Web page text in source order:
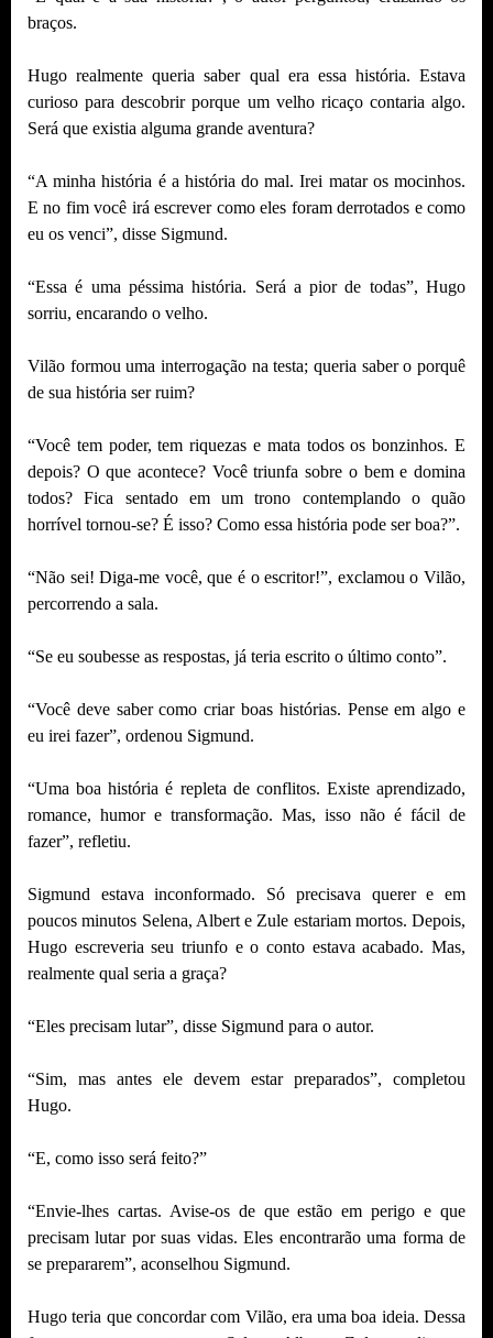
braços.
Hugo realmente queria saber qual era essa história. Estava
curioso para descobrir porque um velho ricaço contaria algo.
Será que existia alguma grande aventura?
“A minha história é a história do mal. Irei matar os mocinhos.
E no fim você irá escrever como eles foram derrotados e como
eu os venci”, disse Sigmund.
“Essa é uma péssima história. Será a pior de todas”, Hugo
sorriu, encarando o velho.
Vilão formou uma interrogação na testa; queria saber o porquê
de sua história ser ruim?
“Você tem poder, tem riquezas e mata todos os bonzinhos. E
depois? O que acontece? Você triunfa sobre o bem e domina
todos? Fica sentado em um trono contemplando o quão
horrível tornou-se? É isso? Como essa história pode ser boa?”.
“Não sei! Diga-me você, que é o escritor!”, exclamou o Vilão,
percorrendo a sala.
“Se eu soubesse as respostas, já teria escrito o último conto”.
“Você deve saber como criar boas histórias. Pense em algo e
eu irei fazer”, ordenou Sigmund.
“Uma boa história é repleta de conflitos. Existe aprendizado,
romance, humor e transformação. Mas, isso não é fácil de
fazer”, refletiu.
Sigmund estava inconformado. Só precisava querer e em
poucos minutos Selena, Albert e Zule estariam mortos. Depois,
Hugo escreveria seu triunfo e o conto estava acabado. Mas,
realmente qual seria a graça?
“Eles precisam lutar”, disse Sigmund para o autor.
“Sim, mas antes ele devem estar preparados”, completou
Hugo.
“E, como isso será feito?”
“Envie-lhes cartas. Avise-os de que estão em perigo e que
precisam lutar por suas vidas. Eles encontrarão uma forma de
se prepararem”, aconselhou Sigmund.
Hugo teria que concordar com Vilão, era uma boa ideia. Dessa